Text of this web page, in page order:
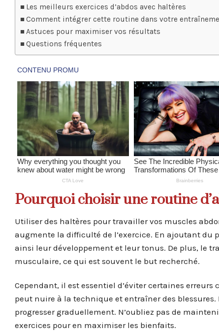
Les meilleurs exercices d’abdos avec haltères
Comment intégrer cette routine dans votre
Astuces pour maximiser vos résultats
Questions fréquentes
Pourquoi choisir une routine
Utiliser des haltères pour travailler vos muscles
augmente la difficulté de l’exercice. En ajoutant du
ainsi leur développement et leur tonus. De plus, le
musculaire, ce qui est souvent le but recherché.
Cependant, il est essentiel d’éviter certaines
peut nuire à la technique et entraîner des
progresser graduellement. N’oubliez pas de
exercices pour en maximiser les bienfaits.